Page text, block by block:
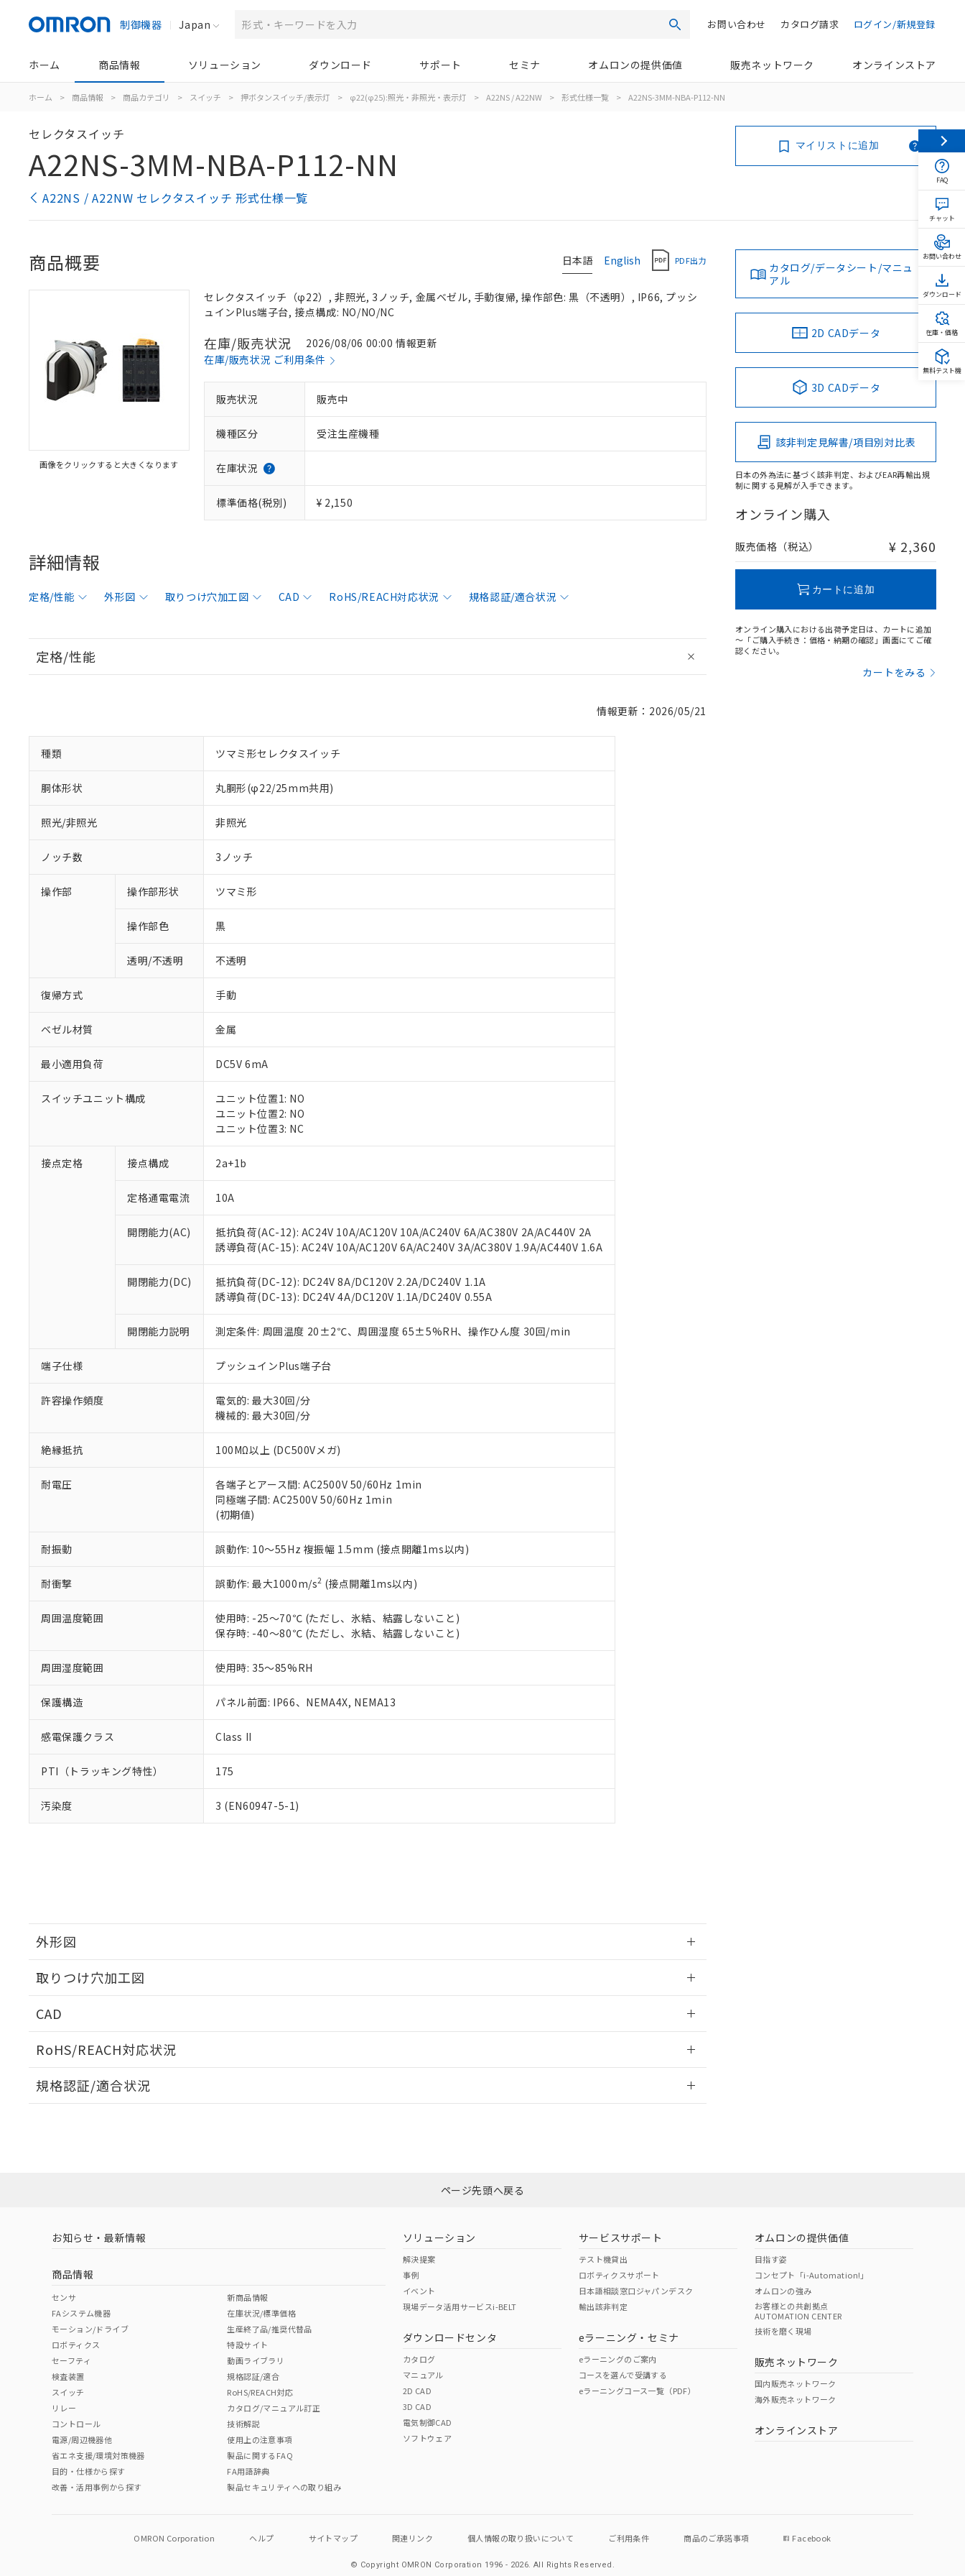
制御機器 Japan 検索 ログイン/新規登録
カタログ請求
お問い合わせ
ホーム 商品情報 ソリューション ダウンロード サポート セミナ オムロンの提供価値 販売ネットワーク オンラインストア
ホーム > 商品情報 > 商品カテゴリ > スイッチ > 押ボタンスイッチ/表示灯 > φ22(φ25):照光・非照光・表示灯 > A22NS / A22NW > 形式仕様一覧 > A22NS-3MM-NBA-P112-NN
セレクタスイッチ
A22NS-3MM-NBA-P112-NN
A22NS / A22NW セレクタスイッチ 形式仕様一覧
マイリストに追加
日本語 English PDF出力
商品概要
画像をクリックすると大きくなります
セレクタスイッチ（φ22）, 非照光, 3ノッチ, 金属ベゼル, 手動復帰, 操作部色: 黒（不透明）, IP66, プッシ
ュインPlus端子台, 接点構成: NO/NO/NC
在庫/販売状況
2026/08/06 00:00 情報更新
在庫/販売状況 ご利用条件
販売状況 販売中
機種区分 受注生産機種
在庫状況
標準価格(税別) ¥ 2,150
詳細情報
定格/性能 外形図 取りつけ穴加工図 CAD RoHS/REACH対応状況 規格認証/適合状況
定格/性能
情報更新：2026/05/21
種類 ツマミ形セレクタスイッチ
胴体形状 丸胴形(φ22/25mm共用)
照光/非照光 非照光
ノッチ数 3ノッチ
操作部 操作部形状 ツマミ形
操作部色 黒
透明/不透明 不透明
復帰方式 手動
ベゼル材質 金属
最小適用負荷 DC5V 6mA
スイッチユニット構成
ユニット位置1: NO
ユニット位置2: NO
ユニット位置3: NC
接点定格 接点構成 2a+1b
定格通電電流 10A
開閉能力(AC)
抵抗負荷(AC-12): AC24V 10A/AC120V 10A/AC240V 6A/AC380V 2A/AC440V 2A
誘導負荷(AC-15): AC24V 10A/AC120V 6A/AC240V 3A/AC380V 1.9A/AC440V 1.6A
開閉能力(DC)
抵抗負荷(DC-12): DC24V 8A/DC120V 2.2A/DC240V 1.1A
誘導負荷(DC-13): DC24V 4A/DC120V 1.1A/DC240V 0.55A
開閉能力説明 測定条件: 周囲温度 20±2℃、周囲湿度 65±5%RH、操作ひん度 30回/min
端子仕様 プッシュインPlus端子台
許容操作頻度
電気的: 最大30回/分
機械的: 最大30回/分
絶縁抵抗 100MΩ以上 (DC500Vメガ)
耐電圧
各端子とアース間: AC2500V 50/60Hz 1min
同極端子間: AC2500V 50/60Hz 1min
(初期値)
耐振動 誤動作: 10～55Hz 複振幅 1.5mm (接点開離1ms以内)
耐衝撃 誤動作: 最大1000m/s2 (接点開離1ms以内)
周囲温度範囲
使用時: -25～70℃ (ただし、氷結、結露しないこと)
保存時: -40～80℃ (ただし、氷結、結露しないこと)
周囲湿度範囲 使用時: 35～85%RH
保護構造 パネル前面: IP66、NEMA4X, NEMA13
感電保護クラス Class II
PTI（トラッキング特性） 175
汚染度 3 (EN60947-5-1)
外形図
取りつけ穴加工図
CAD
RoHS/REACH対応状況
EU RoHS 注意事項・凡例
ダウンロードはこちら
中国 RoHS 注意事項・凡例
中国 RoHS表
Pb Hg Cr(VI)
O O
"対応済み"や非含有の記載がされた商品であっても、流通在庫等で未対応品が混在する可能性があります。
非含有品が必要な際は、弊社営業部門もしくは販売店へお問い合わせください。
規格認証/適合状況
カタログ/データシート/マニュ
アル
2D CADデータ
3D CADデータ
該非判定見解書/項目別対比表
日本の外為法に基づく該非判定、およびEAR再輸出規
制に関する見解が入手できます。
オンライン購入
販売価格（税込） ¥ 2,360
カートに追加
オンライン購入における出荷予定日は、カートに追加
～「ご購入手続き：価格・納期の確認」画面にてご確
認ください。
カートをみる
ご利用条件
以下の条件をお読みいただき、同意のうえご利用ください。
本サービスは、当社制御機器事業取扱商品の当社在庫状況および標準価格(税抜)を提供させていただ
くものです。
当社制御機器事業取扱商品の中には、本サービスの対象外となる商品もあることをご了承ください。
のであり、閲覧された時点での実際の在庫および標準価格とは異なる場合があることをご了承くださ
い。
正式な納期状況および標準価格はお客様のお取引先、またはお客様担当のオムロン制御機器販売店・
当社販売員にご相談ください。
オムロン制御機器販売店や当社販売拠点は「販売ネットワーク
」をご確認ください。
在庫状況および標準価格結果を当社の事前の承諾なく第三者に漏洩または開示しないようお願いしま
マイパーツ機能（部品リスト作成サービス）をご利用いただくには、I-Webメンバーズにご登録され
ている必要があります。
お客様が当ウェブサイト上で当社にご登録された部品リストについて、当社および当社の共同利用者
さい。
※当社の共同利用者とは、"個人情報の共同利用に関して"
の「1.共同利用者の範囲」に記載されて
いる法人を指します。
※1 対応状況
対応済み：EU RoHS指令（10物質）の非含有に対応した製品が提供可能な商品です。
対応予定：EU RoHS指令（10物質）の非含有に対応した製品に切り替える予定のある商品です。
対応予定なし：EU RoHS指令（10物質）の非含有に非対応の商品で、対応品を出す予定はありません。
非該当品：ライセンス料など無形物で、有害物質有無と関係のない商品です。
仕入先様の事情により、非含有部品としていたものが、含有品と判明した場合などやむを得ず変更すること
があります。
*EU RoHS指令（10物質）：
鉛(Pb) 1000ppm以下、 水銀(Hg) 1000ppm以下、 カドミウム(Cd) 100ppm以下、
六価クロム(Cr(Ⅵ)) 1000ppm以下、ポリ臭化ビフェニル類(PBB) 1000ppm以下、ポリ臭化ジフェニルエーテル類(PBDE) 1000ppm以下、
但し、RoHS指令で産業用監視および制御機器に対する適用除外項目は除く。
フタル酸エステル類の４物質については閾値を超える意図的な使用がないことを確認しています。
※2 対応予定月
部品在庫の切り替え状況などにより、予定月が前後することがあります。
※3 非含有証明書ダウンロード
下記の非含有証明書をダウンロードすることができます。
EU RoHS指令（10物質）の非含有証明書
51物質の非含有証明書（当社基準）
※本証明書は発行日時点で非含有を証明するもので、過去に遡って非含有を証明するものではありません。
また、RoHS指令のフタル酸エステル類４物質の対応では、対応完了までの期間は出荷製品に未対応品が
混在することから備考欄に対応日を記載しておりました。
り割愛しております。
※1 中国RoHS○×表
「－」：未確認です。当社販売部門へお問い合わせください。
*中国RoHS10物質の基準値 (GB/T26572)：
Pb(鉛) :1000ppm、 Hg(水銀) : 1000ppm、 Cd(カドミウム) : 100ppm、
Cr(Ⅵ)(六価クロム) : 1000ppm、 PBBs(ポリ臭化ビフェニル類) : 1000ppm、 PBDEs(ポリ臭化ジフェニルエーテル類) : 1000ppm、
DBP(フタル酸ジブチル) : 1000ppm、 DIBP(フタル酸ジイソブチル) : 1000ppm、 BBP(フタル酸ブチルベンジル) : 1000ppm、
DEHP(フタル酸ビス(2-エチルヘキシル)) : 1000ppm
※2 環境保護使用期限
「ｅ」：有害物質（10物質）のすべてが基準値以下であることを示します。
「10」：通常の使用状況下において有害物質が外部に漏えいし、環境に深刻な影響を及ぼさない年数を意
味します。
当社は、これら貴社製品のうち、外国為替および外国貿易法に定める商品（以下｢規制貨物等」とい
う）を輸出または国外への提供する場合は、日本国政府の輸出許可(または役務取引許可)を取得する
当社は規制貨物を破棄する場合は、完全に破砕するなど、違法に輸出されないよう必要な手段を講じ
ます。
当社は貴社製品を、核兵器、ミサイル、化学兵器、生物兵器またはその他武器並びにこれらの製造装
当社は、貴社製品を第三者に販売する場合は、上記1、2および3の内容を当該第三者に通知します。
また当社は、販売先および販売に係わる関係者が違法に輸出するおそれがある場合は、取り引きをい
たしません。
記
号
説明
○ 一定数以上の在庫あり
△ 一定数には満たないが在庫あり
－
在庫なし(最新の在庫状況については、お客様のお取引先、またはお客様担当のオムロン制御
機器販売店・当社販売員にご確認ください)
空
白
受注生産機種、また在庫状況の情報を公開していない機種
ページ先頭へ戻る
お知らせ・最新情報
商品情報
センサ
FAシステム機器
モーション/ドライブ
ロボティクス
セーフティ
検査装置
スイッチ
リレー
コントロール
電源/周辺機器他
省エネ支援/環境対策機器
目的・仕様から探す
改善・活用事例から探す
新商品情報
在庫状況/標準価格
生産終了品/推奨代替品
特設サイト
動画ライブラリ
規格認証/適合
RoHS/REACH対応
カタログ/マニュアル訂正
技術解説
使用上の注意事項
製品に関するFAQ
FA用語辞典
製品セキュリティへの取り組み
ソリューション
解決提案
事例
イベント
現場データ活用サービスi-BELT
ダウンロードセンタ
カタログ
マニュアル
2D CAD
3D CAD
電気制御CAD
ソフトウェア
サービスサポート
テスト機貸出
ロボティクスサポート
日本語相談窓口ジャパンデスク
輸出該非判定
eラーニング・セミナ
eラーニングのご案内
コースを選んで受講する
eラーニングコース一覧（PDF）
オムロンの提供価値
目指す姿
コンセプト「i-Automation!」
オムロンの強み
お客様との共創拠点
AUTOMATION CENTER
技術を磨く現場
販売ネットワーク
国内販売ネットワーク
海外販売ネットワーク
オンラインストア
OMRON Corporation ヘルプ サイトマップ 関連リンク 個人情報の取り扱いについて ご利用条件 商品のご承諾事項 Facebook
© Copyright OMRON Corporation 1996 - 2026.All Rights Reserved.
FAQ
チャット
お問い合わせ
ダウンロード
在庫・価格
無料テスト機